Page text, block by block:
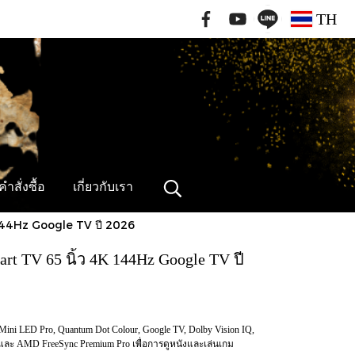
TH
ำสั่งซื้อ เกี่ยวกับเรา
Google TV ปี 2026
TV 65 นิ้ว 4K 144Hz Google TV ปี
LED Pro, Quantum Dot Colour, Google TV, Dolby Vision IQ,
ะ AMD FreeSync Premium Pro เพื่อการดูหนังและเล่นเกม